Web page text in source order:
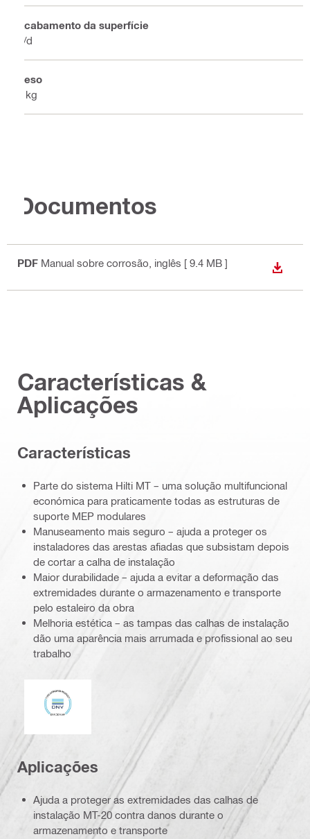
Acabamento da superfície
n/d
Peso
0 kg
Documentos
PDF Manual sobre corrosão , inglês [ 9.4 MB ]
Características &
Aplicações
Características
Parte do sistema Hilti MT – uma solução multifuncional
económica para praticamente todas as estruturas de
suporte MEP modulares
Manuseamento mais seguro – ajuda a proteger os
instaladores das arestas afiadas que subsistam depois
de cortar a calha de instalação
Maior durabilidade – ajuda a evitar a deformação das
extremidades durante o armazenamento e transporte
pelo estaleiro da obra
Melhoria estética – as tampas das calhas de instalação
dão uma aparência mais arrumada e profissional ao seu
trabalho
DNV
Aplicações
Ajuda a proteger as extremidades das calhas de
instalação MT-20 contra danos durante o
armazenamento e transporte